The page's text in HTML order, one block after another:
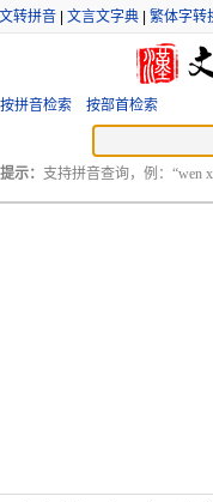
转拼音 文言文字典 繁体字转
按拼音检索 按部首检索
提示： 支持拼音查询，例：“wen